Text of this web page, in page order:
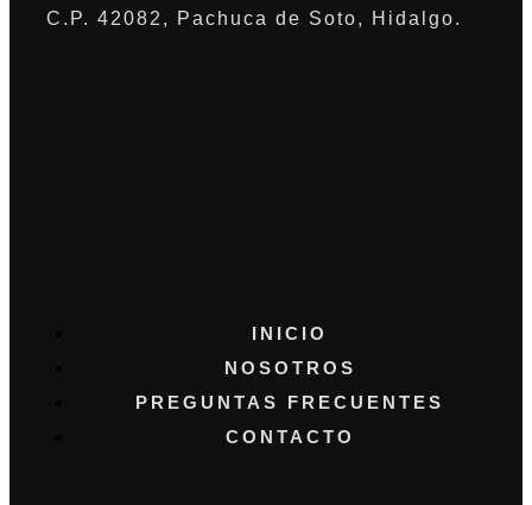
C.P. 42082, Pachuca de Soto, Hidalgo.
INICIO
NOSOTROS
PREGUNTAS FRECUENTES
CONTACTO